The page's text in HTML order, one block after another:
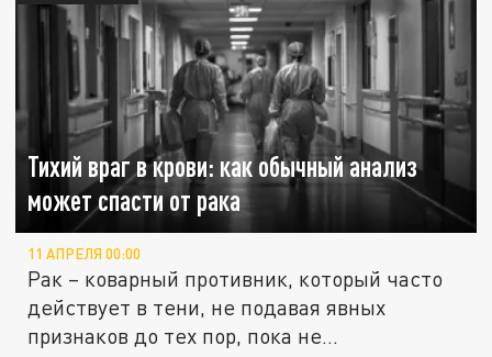
Тихий враг в крови: как обычный анализ
может спасти от рака
11 АПРЕЛЯ 00:00
Рак – коварный противник, который часто
действует в тени, не подавая явных
признаков до тех пор, пока не...